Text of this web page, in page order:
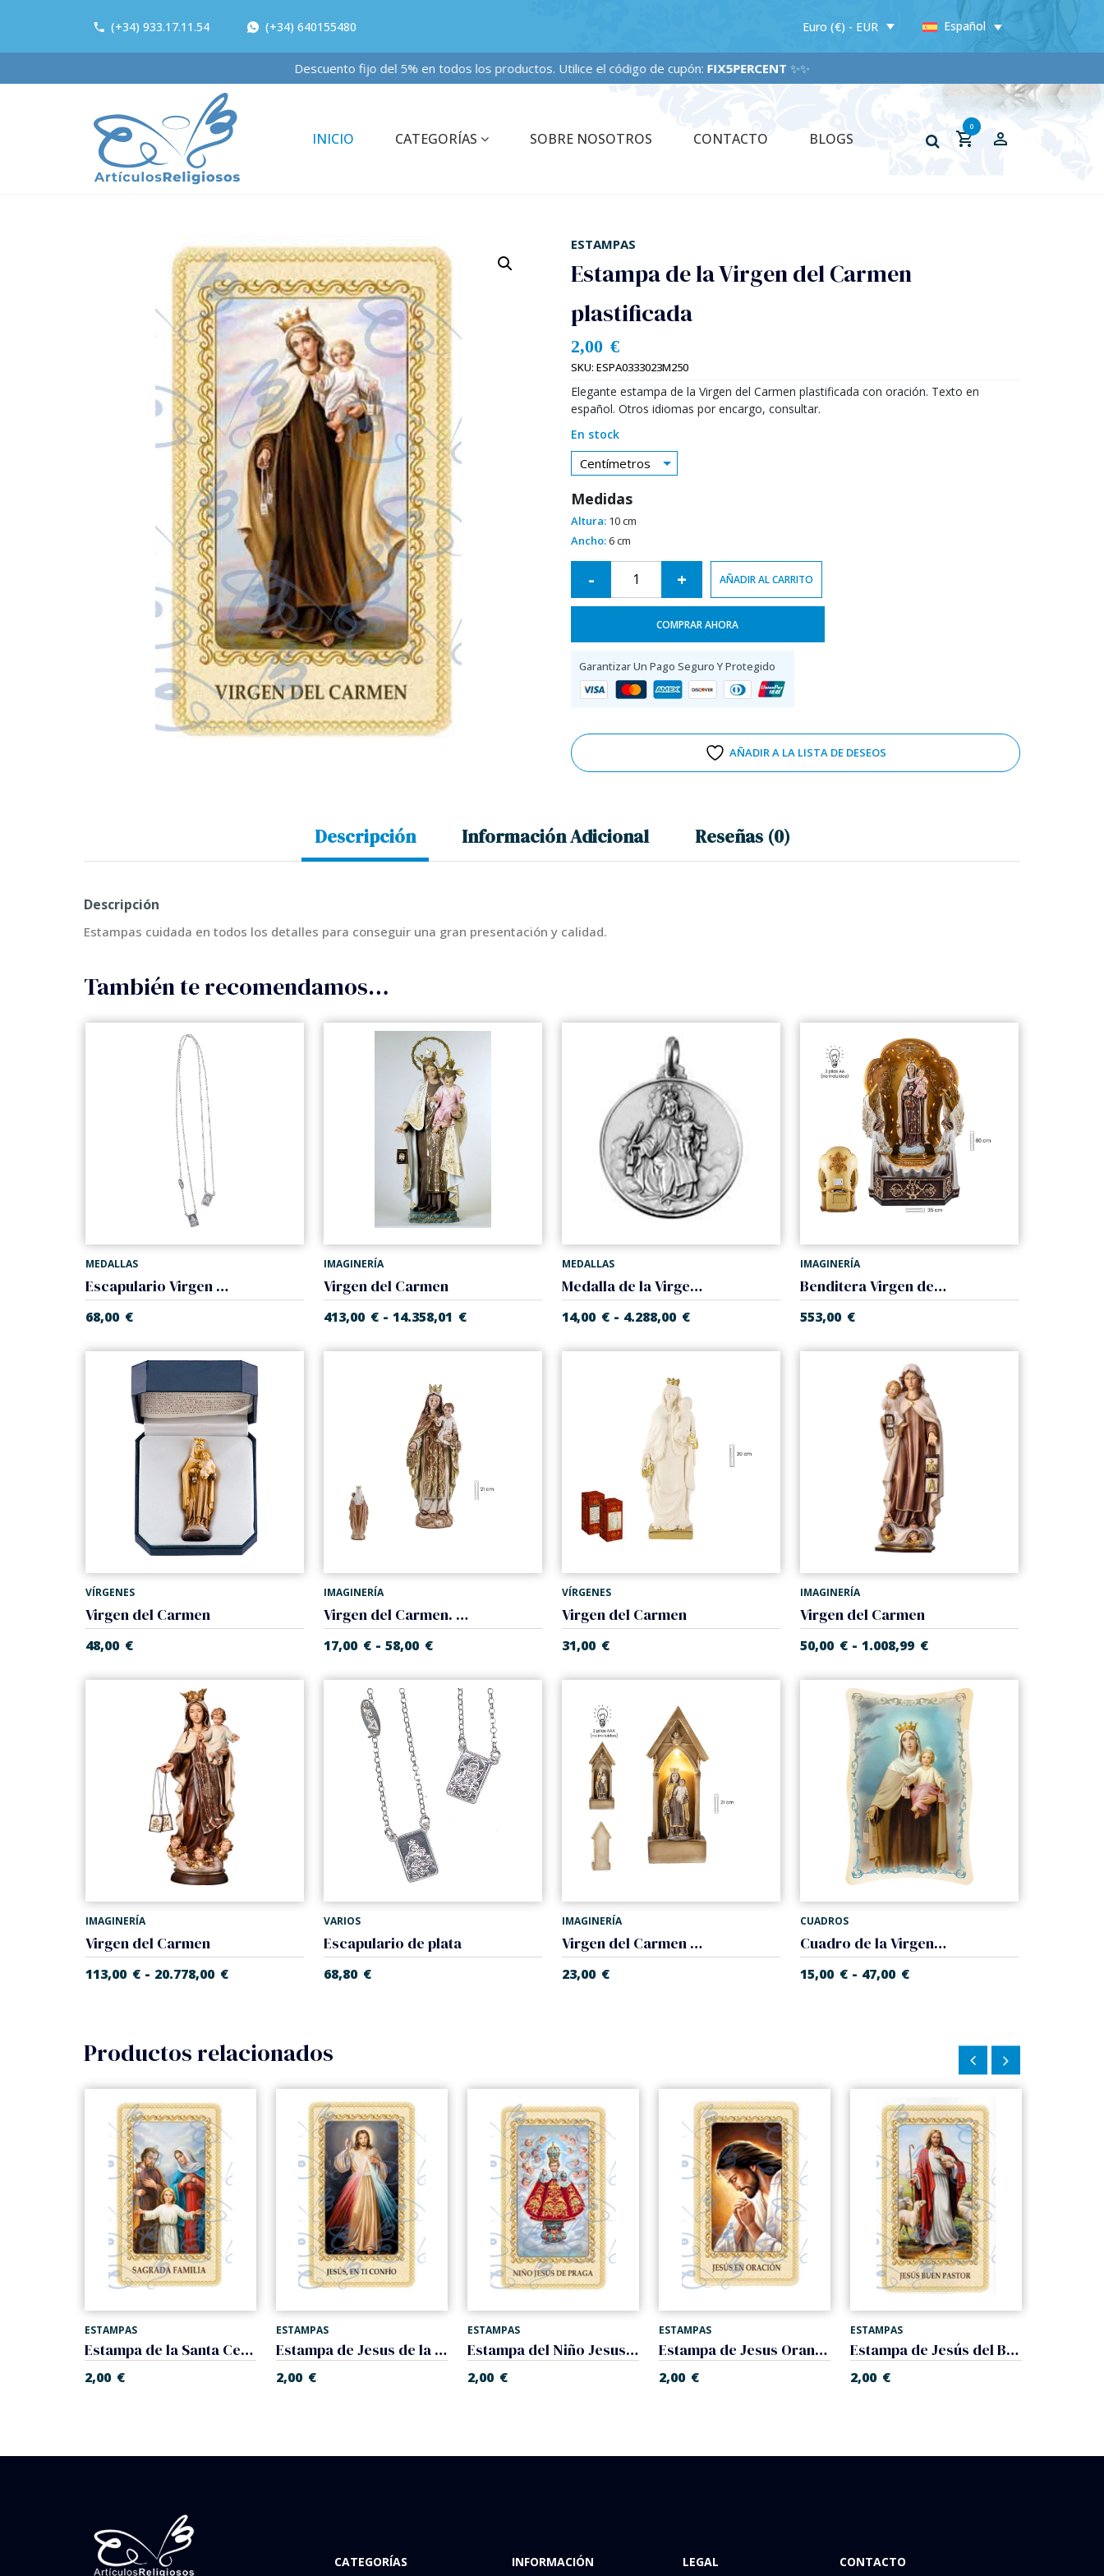
(+34) 933.17.11.54 (+34) 640155480 Euro (€) - EUR Español
Descuento fijo del 5% en todos los productos. Utilice el código de cupón:FIX5PERCENT✨✨
INICIO CATEGORÍAS SOBRE NOSOTROS CONTACTO BLOGS
0
ESTAMPAS
Estampa de la Virgen del Carmen
plastificada
2,00 €
SKU: ESPA0333023M250
Elegante estampa de la Virgen del Carmen plastificada con oración. Texto en
español. Otros idiomas por encargo, consultar.
En stock
Centímetros
Medidas
Altura: 10 cm
Ancho: 6 cm
- + AÑADIR AL CARRITO
COMPRAR AHORA
Garantizar Un Pago Seguro Y Protegido
Alternative:
AÑADIR A LA LISTA DE DESEOS
Descripción Información Adicional Reseñas (0)
Descripción
Estampas cuidada en todos los detalles para conseguir una gran presentación y calidad.
También te recomendamos…
MEDALLAS
Escapulario Virgen del Carmen. Plata
68,00 €
IMAGINERÍA
Virgen del Carmen
413,00 €- 14.358,01 €
MEDALLAS
Medalla de la Virgen del Carmen
14,00 € - 4.288,00 €
IMAGINERÍA
Benditera Virgen del Carmen
553,00 €
VÍRGENES
Virgen del Carmen
48,00 €
IMAGINERÍA
Virgen del Carmen. Varias medidas.
17,00 €- 58,00 €
VÍRGENES
Virgen del Carmen
31,00 €
IMAGINERÍA
Virgen del Carmen
50,00 € -1.008,99 €
IMAGINERÍA
Virgen del Carmen
113,00 €- 20.778,00 €
VARIOS
Escapulario de plata
68,80 €
IMAGINERÍA
Virgen del Carmen en capilla
23,00 €
CUADROS
Cuadro de la Virgen del Carmen
15,00 € - 47,00 €
Productos relacionados
ESTAMPAS
Estampa de la Santa Cena plastificada
2,00 €
ESTAMPAS
Estampa de Jesus de la Misericordia plastificada
2,00 €
ESTAMPAS
Estampa del Niño Jesus de Praga plastificada
2,00 €
ESTAMPAS
Estampa de Jesus Orando plastificada
2,00 €
ESTAMPAS
Estampa de Jesús del Buen Pastor plastificada
2,00 €
CATEGORÍAS INFORMACIÓN LEGAL CONTACTO